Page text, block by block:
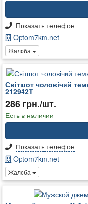
Показать телефон
Optom7km.net
Жалоба
Світшот чоловічий
212942T
286 грн./шт.
Есть в наличии
Показать телефон
Optom7km.net
Жалоба